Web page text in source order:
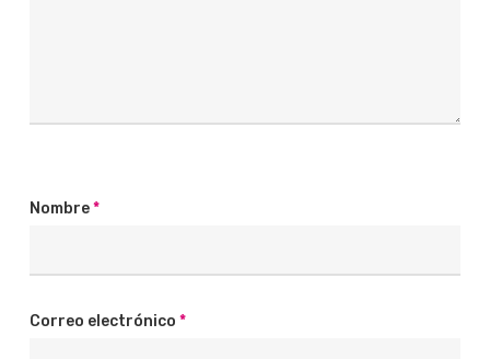
Nombre*
Correo electrónico *